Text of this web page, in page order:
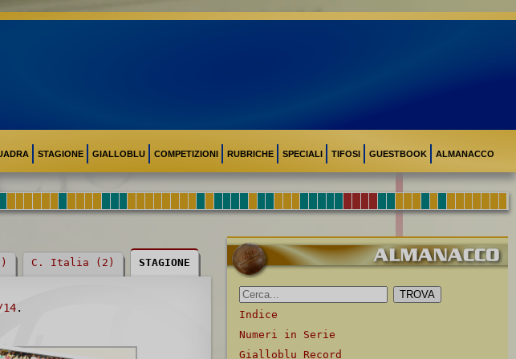
STAGIONE GIALLOBLU COMPETIZIONI RUBRICHE SPECIALI TIFOSI GUESTBOOK ALMANACCO
C. Italia (2) STAGIONE
.
Indice
Numeri in Serie
Gialloblu Record